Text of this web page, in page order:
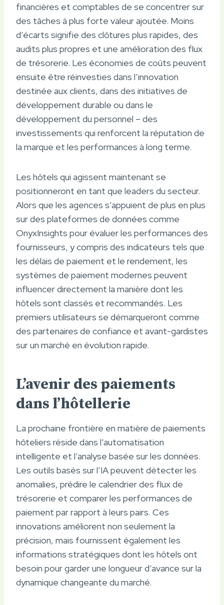
financières et comptables de se concentrer sur
des tâches à plus forte valeur ajoutée. Moins
d’écarts signifie des clôtures plus rapides, des
audits plus propres et une amélioration des flux
de trésorerie. Les économies de coûts peuvent
ensuite être réinvesties dans l’innovation
destinée aux clients, dans des initiatives de
développement durable ou dans le
développement du personnel – des
investissements qui renforcent la réputation de
la marque et les performances à long terme.
Les hôtels qui agissent maintenant se
positionneront en tant que leaders du secteur.
Alors que les agences s’appuient de plus en plus
sur des plateformes de données comme
OnyxInsights pour évaluer les performances des
fournisseurs, y compris des indicateurs tels que
les délais de paiement et le rendement, les
systèmes de paiement modernes peuvent
influencer directement la manière dont les
hôtels sont classés et recommandés. Les
premiers utilisateurs se démarqueront comme
des partenaires de confiance et avant-gardistes
sur un marché en évolution rapide.
L’avenir des paiements
dans l’hôtellerie
La prochaine frontière en matière de paiements
hôteliers réside dans l’automatisation
intelligente et l’analyse basée sur les données.
Les outils basés sur l’IA peuvent détecter les
anomalies, prédire le calendrier des flux de
trésorerie et comparer les performances de
paiement par rapport à leurs pairs. Ces
innovations améliorent non seulement la
précision, mais fournissent également les
informations stratégiques dont les hôtels ont
besoin pour garder une longueur d’avance sur la
dynamique changeante du marché.